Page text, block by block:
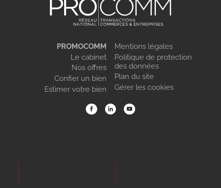
PROMOCOMM
Le cabinet
Nos offres
Confier un bien
Estimer votre bien
Mentions légales
Politique de protection
des données
Plan du site
Gérer les cookies